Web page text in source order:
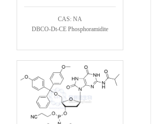
CAS: NA
DBCO-Dt-CE Phosphoramidite